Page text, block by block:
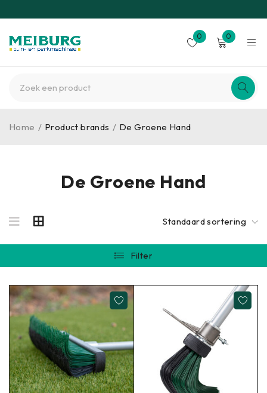
0 0
De Groene Hand
Home / Product brands / De Groene Hand
Standaard sortering
Filter